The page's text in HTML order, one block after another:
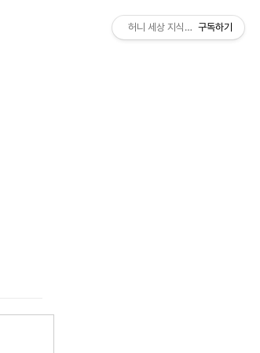
허니 세상 지식창고구독하기